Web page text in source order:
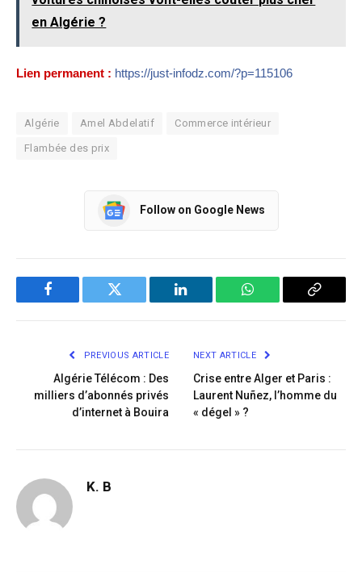
en Algérie ?
Lien permanent : https://just-infodz.com/?p=115106
Algérie Amel Abdelatif Commerce intérieur
Flambée des prix
Follow on Google News
Facebook Twitter LinkedIn WhatsApp Copy
PREVIOUS ARTICLE
Algérie Télécom : Des
milliers d’abonnés privés
d’internet à Bouira
NEXT ARTICLE
Crise entre Alger et Paris :
Laurent Nuñez, l’homme du
« dégel » ?
K. B